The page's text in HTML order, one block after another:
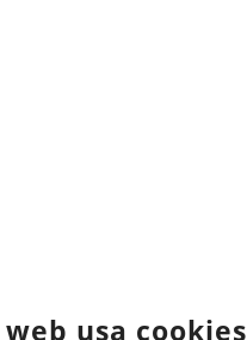
usa cookies